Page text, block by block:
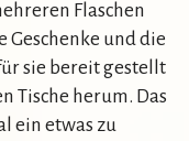
Flaschen
Geschenke und die
sie bereit gestellt
Tische herum. Das
ein etwas zu